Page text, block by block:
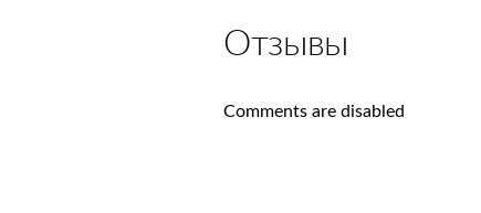
Отзывы
Comments are disabled